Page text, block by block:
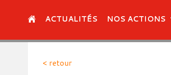
ACTUALITÉS NOS ACTIONS
< retour